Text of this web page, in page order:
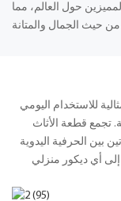
حول العالم، مما
للاستخدام اليومي
تجمع قطعة الأثاث
بين الحرفية اليدوية